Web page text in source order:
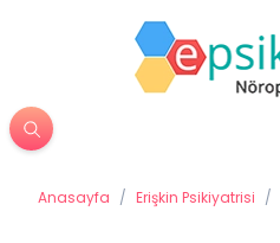
Anasayfa / Erişkin Psikiyatrisi /